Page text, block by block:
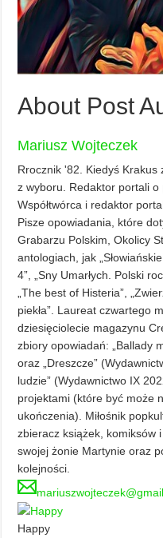
About Post
Mariusz Wojteczek
Rrocznik '82. Kiedyś Krakus
z wyboru. Redaktor portali o
Współtwórca i redaktor
Pisze opowiadania, które
Grabarzu Polskim, Okolicy
antologiach, jak
4”, „Sny Umarłych. Polski
„The best of Histeria”,
piekła”. Laureat czwartego
dziesięciolecie magazynu
zbiory opowiadań: „Ballady
oraz „Dreszcze”
ludzie” (Wydawnictwo IX
projektami (które być może
ukończenia). Miłośnik
zbieracz książek, komiksów
swojej żonie Martynie oraz
kolejności.
Happy